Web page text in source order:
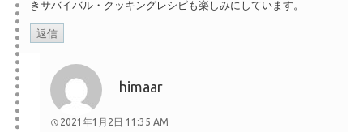
きサバイバル・クッキングレシピも楽しみにしています。
返信
himaar
2021年1月2日 11:35 AM